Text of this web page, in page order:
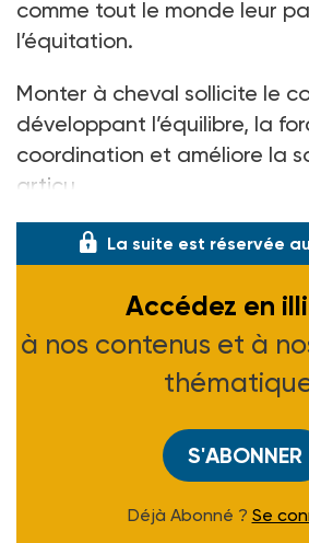
comme tout le monde leur
l’équitation.
Monter à cheval sollicite le
développant l’équilibre, la
coordination et améliore la
articu
La suite est réservée
Accédez en
à nos contenus et à
S'ABONNER
Déjà Abonné ? Se